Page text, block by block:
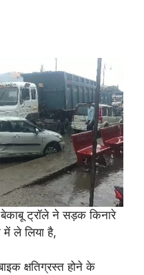
ट्रॉले ने सड़क किनारे
में ले लिया है,
क्षतिग्रस्त होने के